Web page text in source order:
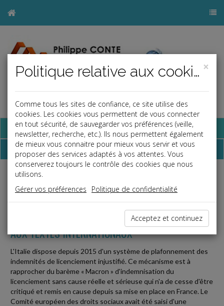
Base documentaire
Dépêches
Social
LE BARÈME MACRON « À L'ITALIENNE » CONTRAIRE
AUX TEXTES INTERNATIONAUX
L'Italie dispose depuis 2015 d'un système de plafonnement des
indemnités de licenciement injustifié. Ce mécanisme est à
rapprocher du barème « Macron » d'indemnisation du
licenciement sans cause réelle et sérieuse qui n'a de cesse d'être
critiqué et remis en cause depuis sa mise en place en France. Le
Comité européen des droits sociaux avait été saisi d'une
×
Politique relative aux cookies
Comme tous les sites de confiance, ce site utilise des
cookies. Les cookies vous permettent de vous connecter
en tout sécurité, de sauvegarder vos préférences (veille,
newsletter, recherche, etc.). Ils nous permettent également
de mieux vous connaitre pour mieux vous servir et vous
proposer des services adaptés à vos attentes. Vous
conserverez toujours le contrôle des cookies que nous
utilisons.
Gérer vos préférences
Politique de confidentialité
Acceptez et continuez